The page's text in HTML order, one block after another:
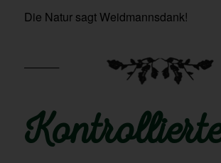
Die Natur sagt Weidmannsdank!